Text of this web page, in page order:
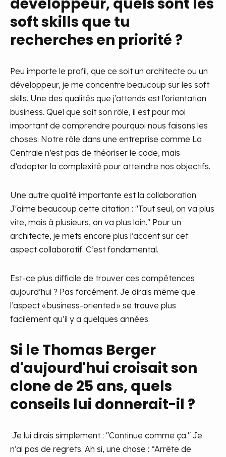
soft skills que tu
recherches en priorité ?
Peu importe le profil, que ce soit un architecte ou un
développeur, je me concentre beaucoup sur les soft
skills. Une des qualités que j’attends est l’orientation
business. Quel que soit son rôle, il est pour moi
important de comprendre pourquoi nous faisons les
choses. Notre rôle dans une entreprise comme La
Centrale n’est pas de théoriser le code, mais
d’adapter la complexité pour atteindre nos objectifs.
Une autre qualité importante est la collaboration.
J'aime beaucoup cette citation : "Tout seul, on va plus
vite, mais à plusieurs, on va plus loin." Pour un
architecte, je mets encore plus l’accent sur cet
aspect collaboratif. C’est fondamental.
Est-ce plus difficile de trouver ces compétences
aujourd’hui ? Pas forcément. Je dirais même que
l’aspect « business-oriented » se trouve plus
facilement qu’il y a quelques années.
Si le Thomas Berger
d'aujourd'hui croisait son
clone de 25 ans, quels
conseils lui donnerait-il ?
Je lui dirais simplement : "Continue comme ça." Je
n’ai pas de regrets. Ah si, une chose : “Arrête de